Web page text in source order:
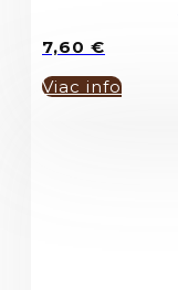
7,60 €
Viac info